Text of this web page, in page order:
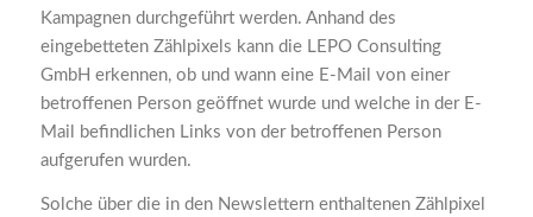
Kampagnen durchgeführt werden. Anhand des
eingebetteten Zählpixels kann die LEPO Consulting
GmbH erkennen, ob und wann eine E-Mail von einer
betroffenen Person geöffnet wurde und welche in der E-
Mail befindlichen Links von der betroffenen Person
aufgerufen wurden.
Solche über die in den Newslettern enthaltenen Zählpixel